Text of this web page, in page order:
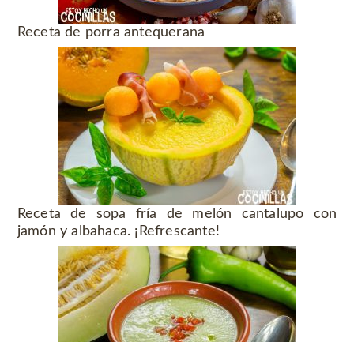
Receta de porra antequerana
Receta de sopa fría de melón cantalupo con
jamón y albahaca. ¡Refrescante!